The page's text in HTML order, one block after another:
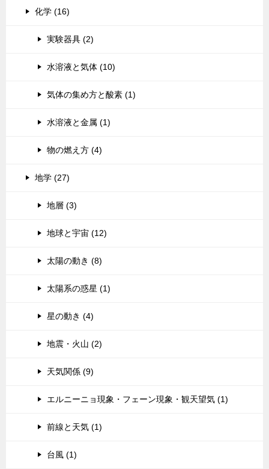
化学 (16)
実験器具 (2)
水溶液と気体 (10)
気体の集め方と酸素 (1)
水溶液と金属 (1)
物の燃え方 (4)
地学 (27)
地層 (3)
地球と宇宙 (12)
太陽の動き (8)
太陽系の惑星 (1)
星の動き (4)
地震・火山 (2)
天気関係 (9)
エルニーニョ現象・フェーン現象・観天望気 (1)
前線と天気 (1)
台風 (1)